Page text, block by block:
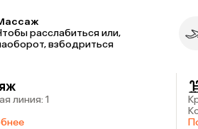
расслабиться или,
взбодриться
линия: 1